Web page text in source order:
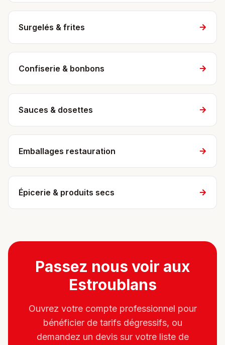
Surgelés & frites
Confiserie & bonbons
Sauces & dosettes
Emballages restauration
Épicerie & produits secs
Passez nous voir aux
Estroublans
Ouvrez votre compte professionnel pour
bénéficier de tarifs dégressifs, ou
demandez un devis sur votre liste de